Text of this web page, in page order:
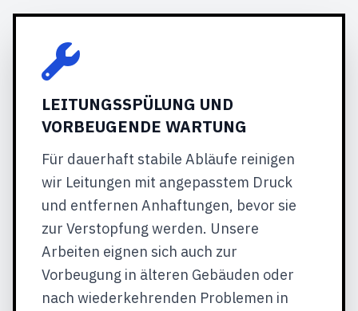
LEITUNGSSPÜLUNG UND
VORBEUGENDE WARTUNG
Für dauerhaft stabile Abläufe reinigen
wir Leitungen mit angepasstem Druck
und entfernen Anhaftungen, bevor sie
zur Verstopfung werden. Unsere
Arbeiten eignen sich auch zur
Vorbeugung in älteren Gebäuden oder
nach wiederkehrenden Problemen in